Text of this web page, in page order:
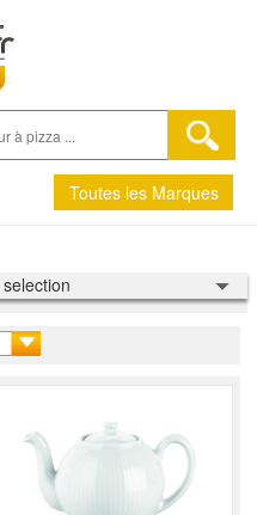
Toutes les Marques